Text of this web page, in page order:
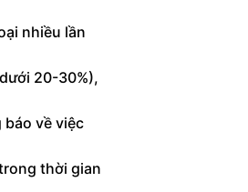
nhiều lần
20-30%),
về việc
thời gian